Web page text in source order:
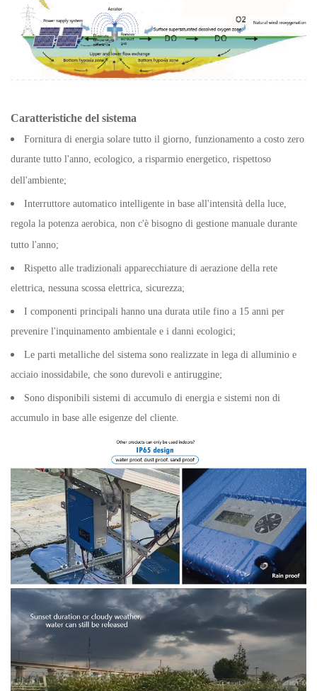
Caratteristiche del sistema
Fornitura di energia solare tutto il giorno, funzionamento a costo zero
durante tutto l'anno, ecologico, a risparmio energetico, rispettoso
dell'ambiente;
Interruttore automatico intelligente in base all'intensità della luce,
regola la potenza aerobica, non c'è bisogno di gestione manuale durante
tutto l'anno;
Rispetto alle tradizionali apparecchiature di aerazione della rete
elettrica, nessuna scossa elettrica, sicurezza;
I componenti principali hanno una durata utile fino a 15 anni per
prevenire l'inquinamento ambientale e i danni ecologici;
Le parti metalliche del sistema sono realizzate in lega di alluminio e
acciaio inossidabile, che sono durevoli e antiruggine;
Sono disponibili sistemi di accumulo di energia e sistemi non di
accumulo in base alle esigenze del cliente.